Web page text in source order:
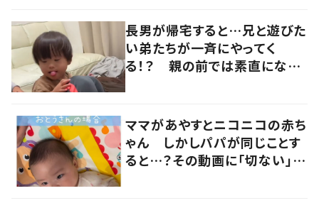
長男が帰宅すると…兄と遊びた
い弟たちが一斉にやってく
る！？ 親の前では素直になれ
ママがあやすとニコニコの赤ち
ゃん しかしパパが同じことす
ると…？その動画に「切ない」